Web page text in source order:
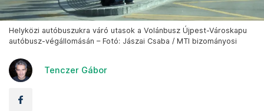
Helyközi autóbuszukra váró utasok a Volánbusz Újpest-Városkapu
autóbusz-végállomásán – Fotó: Jászai Csaba / MTI bizományosi
Tenczer Gábor